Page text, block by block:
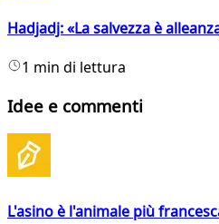
Hadjadj: «La salvezza è
1 min di lettura
Idee e commenti
L'asino è l'animale più